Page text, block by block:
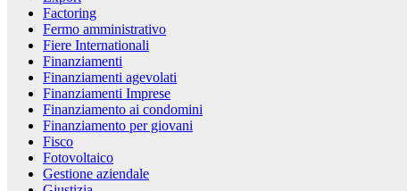
Factoring
Fermo amministrativo
Fiere Internationali
Finanziamenti
Finanziamenti agevolati
Finanziamenti Imprese
Finanziamento ai condomini
Finanziamento per giovani
Fisco
Fotovoltaico
Gestione aziendale